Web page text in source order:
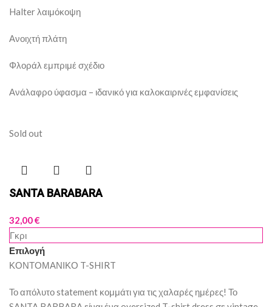
Halter λαιμόκοψη
Ανοιχτή πλάτη
Φλοράλ εμπριμέ σχέδιο
Ανάλαφρο ύφασμα – ιδανικό για καλοκαιρινές εμφανίσεις
Sold out
SANTA BARABARA
32,00€
Γκρι
Επιλογή
ΚΟΝΤΟΜΑΝΙΚΟ T-SHIRT
Το απόλυτο statement κομμάτι για τις χαλαρές ημέρες! Το